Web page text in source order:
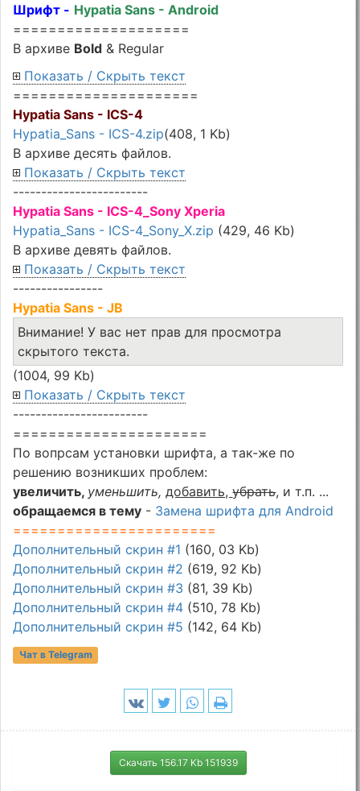
Шрифт - Hypatia Sans - Android
====================
В архиве Bold & Regular
Показать / Скрыть текст
=====================
Hypatia Sans - ICS-4
Hypatia_Sans - ICS-4.zip(408, 1 Kb)
В архиве десять файлов.
Показать / Скрыть текст
------------------------
Hypatia Sans - ICS-4_Sony Xperia
Hypatia_Sans - ICS-4_Sony_X.zip (429, 46 Kb)
В архиве девять файлов.
Показать / Скрыть текст
----------------
Hypatia Sans - JB
Внимание! У вас нет прав для просмотра
скрытого текста.
(1004, 99 Kb)
Показать / Скрыть текст
------------------------
======================
По вопрсам установки шрифта, а так-же по
решению возникших проблем:
увеличить, уменьшить,добавить,убрать, и т.п. ...
обращаемся в тему - Замена шрифта для Android
=======================
Дополнительный скрин #1 (160, 03 Kb)
Дополнительный скрин #2 (619, 92 Kb)
Дополнительный скрин #3 (81, 39 Kb)
Дополнительный скрин #4 (510, 78 Kb)
Дополнительный скрин #5 (142, 64 Kb)
Чат в Telegram
Скачать 156.17 Kb 151939